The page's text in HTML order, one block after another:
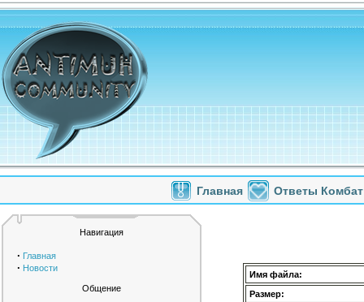
Главная Ответы Комбат
Навигация
· Главная
· Новости
Общение
Имя файла:
Размер: